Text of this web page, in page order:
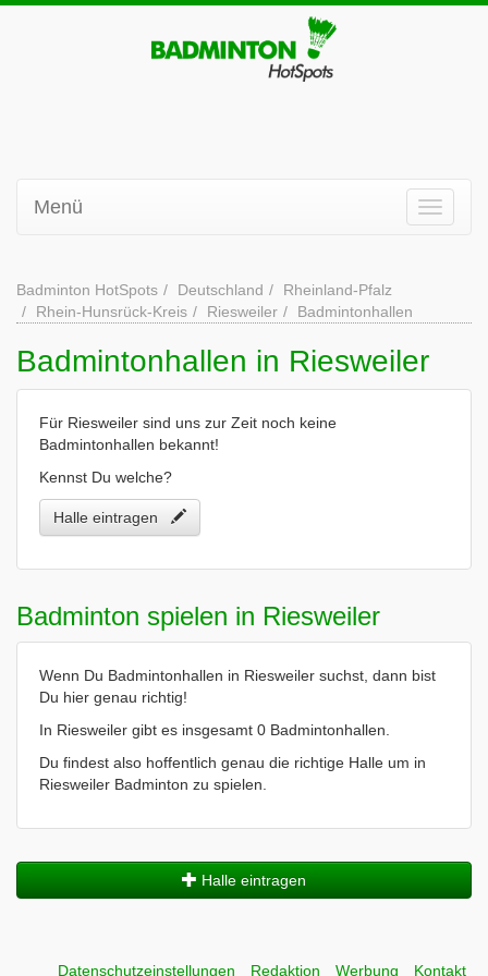
Menü
Badminton HotSpots Deutschland
Rheinland-Pfalz
Rhein-Hunsrück-Kreis
Riesweiler Badmintonhallen
Badmintonhallen in Riesweiler
Für Riesweiler sind uns zur Zeit noch keine
Badmintonhallen bekannt!
Kennst Du welche?
Halle eintragen
Badminton spielen in Riesweiler
Wenn Du Badmintonhallen in Riesweiler suchst, dann bist
Du hier genau richtig!
In Riesweiler gibt es insgesamt 0 Badmintonhallen.
Du findest also hoffentlich genau die richtige Halle um in
Riesweiler Badminton zu spielen.
Halle eintragen
Datenschutzeinstellungen Redaktion Werbung Kontakt